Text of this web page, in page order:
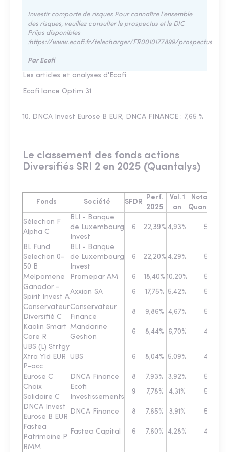
Investir comporte de risques Pour connaître l’ensemble
des risques, veuillez consulter le prospectus et le DIC
Priips disponibles
:https://www.ecofi.fr/telecharger/FR0010177899/prospectus
Par Ecofi
Les articles et analyses d'Ecofi
Ecofi lance Optim 31
10. DNCA Invest Eurose B EUR, DNCA FINANCE : 7,65 %
Le classement des fonds actions
Diversifiés SRI 2 en 2025 (Quantalys)
Fonds Société SFDR
Perf.
2025
Vol. 1
an
Notation
Quantalys
Sélection F
Alpha C
BLI - Banque
de Luxembourg
Invest
6 22,39% 4,93% 5
BL Fund
Selection 0-
50 B
BLI - Banque
de Luxembourg
Invest
6 22,20% 4,29% 5
Melpomene Promepar AM 6 18,40% 10,20%
5
Ganador -
Spirit Invest A
Axxion SA 6 17,75% 5,42%
5
Conservateur
Diversifié C
Conservateur
Finance
8 9,86% 4,67%
5
Kaolin Smart
Core R
Mandarine
Gestion
6 8,44% 6,70%
4
UBS (L) Strtgy
Xtra Yld EUR
P-acc
UBS 6 8,04% 5,09% 4
Eurose C DNCA Finance 8 7,93% 3,92% 5
Choix
Solidaire C
Ecofi
Investissements
9 7,78% 4,31%
5
DNCA Invest
Eurose B EUR
DNCA Finance 8 7,65% 3,91% 5
Fastea
Patrimoine P
Fastea Capital 6 7,60% 4,28%
4
RMM